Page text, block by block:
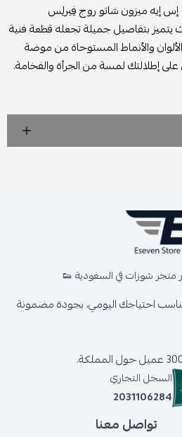
إير جوردان 1 ميد إس إيه ميزون شاتو روج فِيرلِس
يتميز بتفاصيل جميلة تجعله قطعة فنية
والأنماط المستوحاة من موضة
إطلالتك لمسة من الجرأة والفخامة.
متجر شوزات في السعودية 👟
احتياجك اليومي، بجودة مضمونة
السجل التجاري
2031106284
تواصل معنا